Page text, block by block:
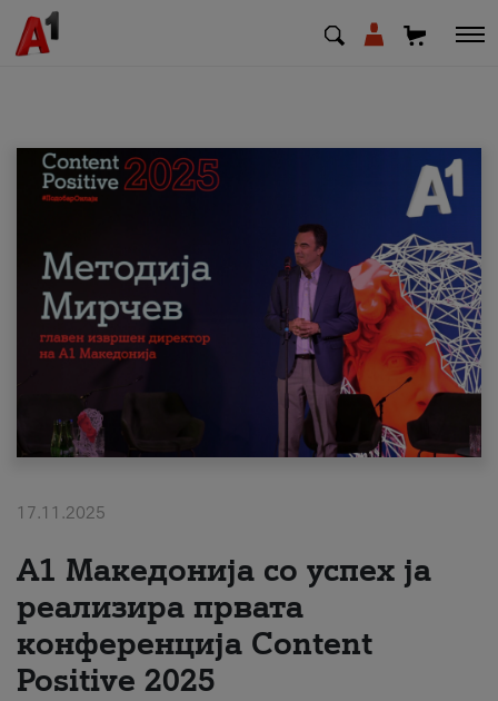
МК EN
Приватни Деловни
Поддршка
Надополни кредит
#ПодобарОнлајн
17.11.2025
А1 Македонија со успех ја
реализира првата
конференција Content
Positive 2025